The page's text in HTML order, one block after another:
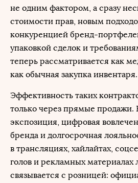
не одним фактором, а сразу
стоимости прав, новым
конкуренцией бренд-
упаковкой сделок и
теперь рассматривается как
как обычная закупка инвентаря.
Эффективность таких
только через прямые
экспозиция, цифровая
бренда и долгосрочная
в трансляциях, хайлайтах,
голов и рекламных материалах
связывается с розницей: